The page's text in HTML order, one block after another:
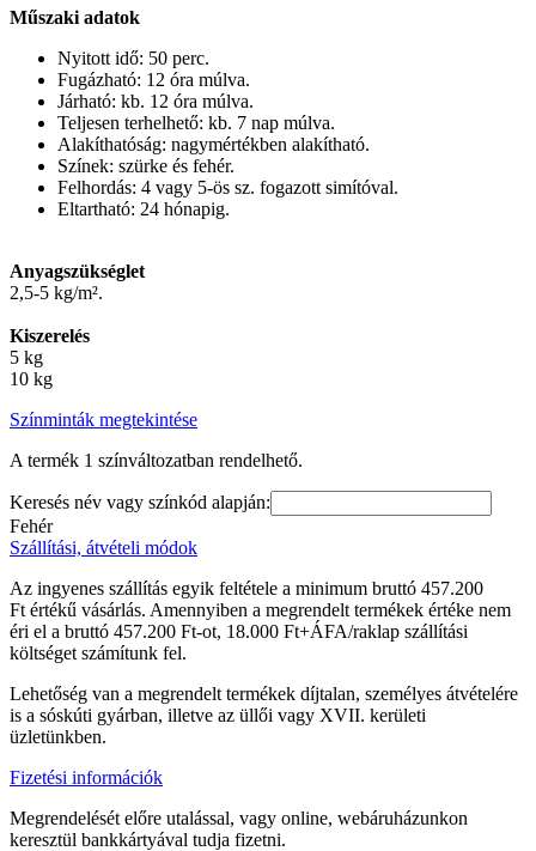
Műszaki adatok
Nyitott idő: 50 perc.
Fugázható: 12 óra múlva.
Járható: kb. 12 óra múlva.
Teljesen terhelhető: kb. 7 nap múlva.
Alakíthatóság: nagymértékben alakítható.
Színek: szürke és fehér.
Felhordás: 4 vagy 5-ös sz. fogazott simítóval.
Eltartható: 24 hónapig.
Anyagszükséglet
2,5-5 kg/m².
Kiszerelés
5 kg
10 kg
Színminták megtekintése
A termék 1 színváltozatban rendelhető.
Keresés név vagy színkód alapján:
Fehér
Szállítási, átvételi módok
Az ingyenes szállítás egyik feltétele a minimum bruttó 457.200
Ft értékű vásárlás. Amennyiben a megrendelt termékek értéke nem
éri el a bruttó 457.200 Ft-ot, 18.000 Ft+ÁFA/raklap szállítási
költséget számítunk fel.
Lehetőség van a megrendelt termékek díjtalan, személyes átvételére
is a sóskúti gyárban, illetve az üllői vagy XVII. kerületi
üzletünkben.
Fizetési információk
Megrendelését előre utalással, vagy online, webáruházunkon
keresztül bankkártyával tudja fizetni.